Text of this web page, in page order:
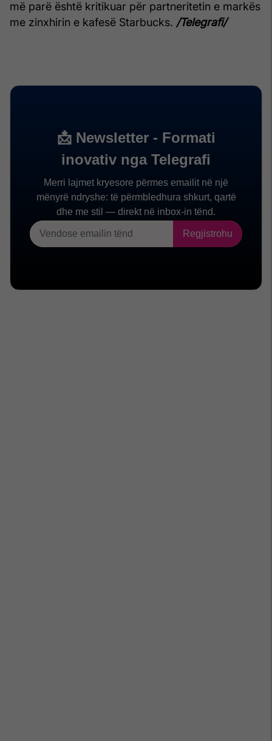
më parë është kritikuar për partneritetin e markës
me zinxhirin e kafesë Starbucks. /Telegrafi/